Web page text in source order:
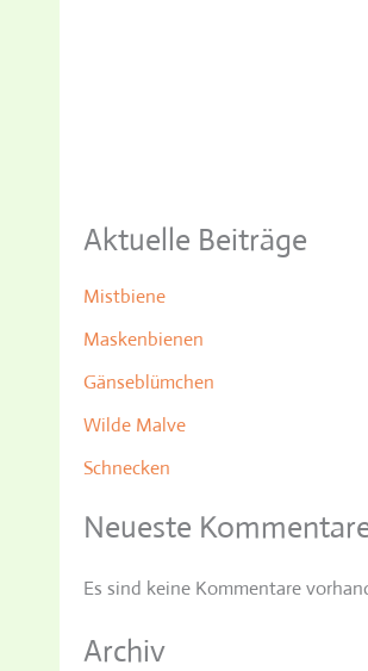
Aktuelle Beiträge
Mistbiene
Maskenbienen
Gänseblümchen
Wilde Malve
Schnecken
Neueste
Es sind keine Kommentare
Archiv